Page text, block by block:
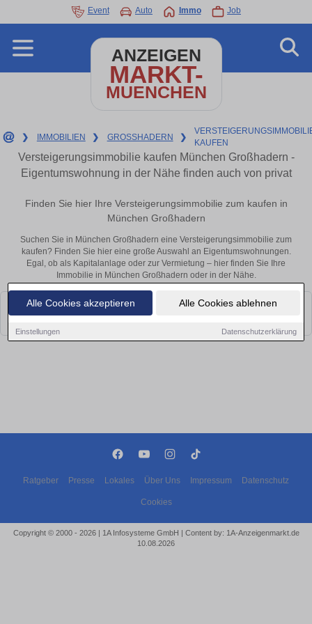
Alle Cookies akzeptieren Alle Cookies ablehnen
Einstellungen Datenschutzerklärung
Event Auto Immo Job
ANZEIGEN
MARKT-
MUENCHEN
❯ IMMOBILIEN ❯ GROSSHADERN ❯
KAUFEN
Versteigerungsimmobilie kaufen München Großhadern -
Eigentumswohnung in der Nähe finden auch von privat
Finden Sie hier Ihre Versteigerungsimmobilie zum kaufen in
München Großhadern
Suchen Sie in München Großhadern eine Versteigerungsimmobilie zum
kaufen? Finden Sie hier eine große Auswahl an Eigentumswohnungen.
Egal, ob als Kapitalanlage oder zur Vermietung – hier finden Sie Ihre
Immobilie in München Großhadern oder in der Nähe.
Leider konnten wir derzeit keine passenden Objekte finden. Schauen Sie
Ratgeber Presse Lokales Über Uns Impressum Datenschutz
Cookies
Copyright © 2000 - 2026 | 1A Infosysteme GmbH | Content by: 1A-Anzeigenmarkt.de
10.08.2026